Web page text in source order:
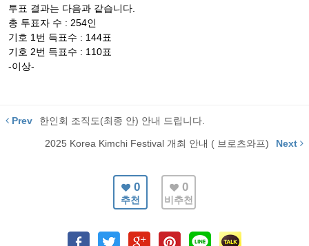
투표 결과는 다음과 같습니다.
총 투표자 수 : 254인
기호 1번 득표수 : 144표
기호 2번 득표수 : 110표
-이상-
Prev 한인회 조직도(최종 안) 안내 드립니다.
2025 Korea Kimchi Festival 개최 안내 ( 브로츠와프) Next
0
추천
0
비추천